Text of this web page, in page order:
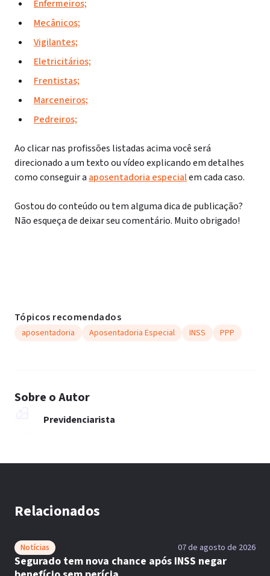
Enfermeiros;
Mecânicos;
Vigilantes;
Eletricitários;
Frentistas;
Marceneiros;
Pedreiros;
Ao clicar nas profissões listadas acima você será
direcionado a um texto ou vídeo explicando em detalhes
como conseguir a aposentadoria especialem cada caso.
Gostou do conteúdo ou tem alguma dica de publicação?
Não esqueça de deixar seu comentário. Muito obrigado!
Tópicos recomendados
aposentadoria Aposentadoria Especial INSS PPP
Sobre o Autor
Previdenciarista
Relacionados
Notícias 07 de agosto de 2026
Segurado tem nova chance após INSS negar